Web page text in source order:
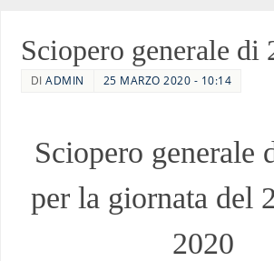
Sciopero generale di
DIADMIN 25 MARZO 2020 - 10:14
Sciopero generale
per la giornata del
2020